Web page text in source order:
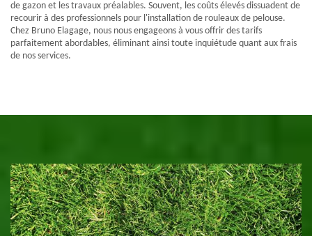
de gazon et les travaux préalables. Souvent, les coûts élevés dissuadent de
recourir à des professionnels pour l'installation de rouleaux de pelouse.
Chez Bruno Elagage, nous nous engageons à vous offrir des tarifs
parfaitement abordables, éliminant ainsi toute inquiétude quant aux frais
de nos services.